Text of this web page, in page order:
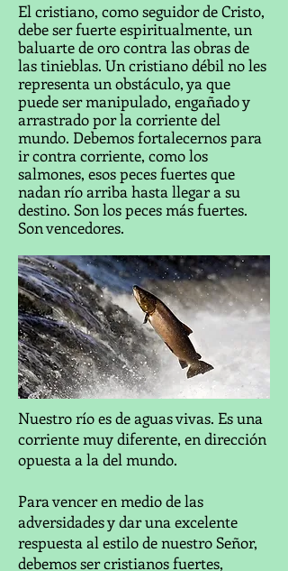
El cristiano, como seguidor de Cristo,
debe ser fuerte espiritualmente, un
baluarte de oro contra las obras de
las tinieblas. Un cristiano débil no les
representa un obstáculo, ya que
puede ser manipulado, engañado y
arrastrado por la corriente del
mundo. Debemos fortalecernos para
ir contra corriente, como los
salmones, esos peces fuertes que
nadan río arriba hasta llegar a su
destino. Son los peces más fuertes.
Son vencedores.
Nuestro río es de aguas vivas. Es una
corriente muy diferente, en dirección
opuesta a la del mundo.
Para vencer en medio de las
adversidades y dar una excelente
respuesta al estilo de nuestro Señor,
debemos ser cristianos fuertes,